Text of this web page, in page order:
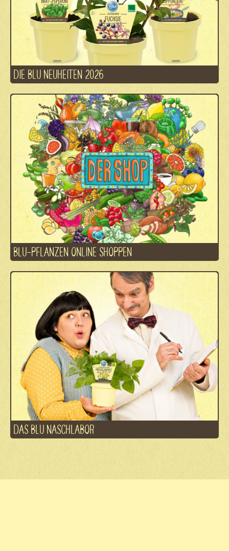
DIE BLU NEUHEITEN 2026
BLU-PFLANZEN ONLINE SHOPPEN
DAS BLU NASCHLABOR